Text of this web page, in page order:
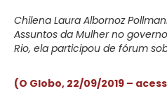
Chilena Laura Albornoz
Assuntos da Mulher no
Rio, ela participou de fórum
(O Globo, 22/09/2019 –